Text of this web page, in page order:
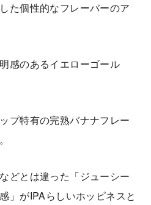
た個性的なフレーバーのア
感のあるイエローゴール
プ特有の完熟バナナフレー
どとは違った「ジューシー
」がIPAらしいホッピネスと